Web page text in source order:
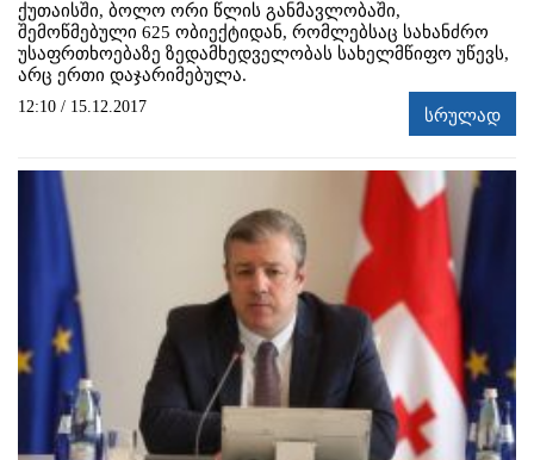
ქუთაისში, ბოლო ორი წლის განმავლობაში,
შემოწმებული 625 ობიექტიდან, რომლებსაც სახანძრო
უსაფრთხოებაზე ზედამხედველობას სახელმწიფო უწევს,
არც ერთი დაჯარიმებულა.
12:10 / 15.12.2017 სრულად